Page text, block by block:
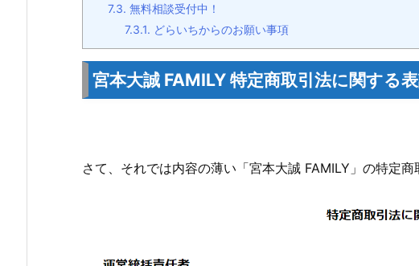
7.3. 無料相談受付中！
7.3.1. どらいちからのお願い事項
宮本大誠 FAMILY 特定商取引法に関する
さて、それでは内容の薄い「宮本大誠 FAMILY」の特定商